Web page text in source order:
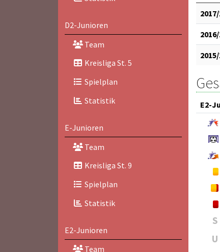
D2-Junioren
Team
Kreisliga St. 5
Spielplan
Statistik
E-Junioren
Team
Kreisliga St. 9
Spielplan
Statistik
E2-Junioren
Team
E2-
S
U